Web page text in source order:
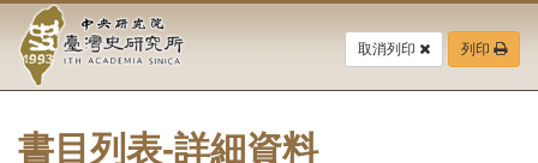
要
中
央
研
取消列印 列印
書目列表-詳細資料